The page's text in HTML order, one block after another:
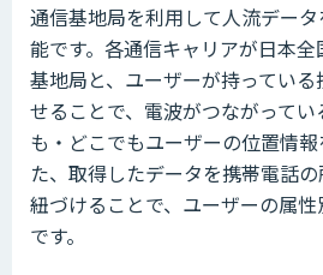
通信基地局を利用して人流デー
能です。各通信キャリアが日本
基地局と、ユーザーが持ってい
せることで、電波がつながって
も・どこでもユーザーの位置情
た、取得したデータを携帯電話
紐づけることで、ユーザーの属
です。